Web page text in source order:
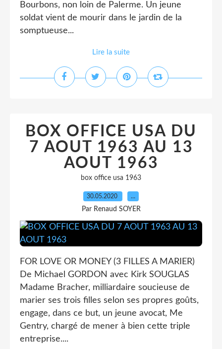
Bourbons, non loin de Palerme. Un jeune
soldat vient de mourir dans le jardin de la
somptueuse...
Lire la suite
BOX OFFICE USA DU
7 AOUT 1963 AU 13
AOUT 1963
box office usa 1963
30.05.2020 …
Par Renaud SOYER
FOR LOVE OR MONEY (3 FILLES A MARIER)
De Michael GORDON avec Kirk SOUGLAS
Madame Bracher, milliardaire soucieuse de
marier ses trois filles selon ses propres goûts,
engage, dans ce but, un jeune avocat, Me
Gentry, chargé de mener à bien cette triple
entreprise....